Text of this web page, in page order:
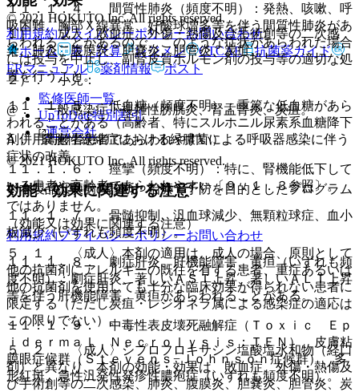
１１．１．４． 間質性肺炎（頻度不明）：発熱、咳嗽、呼
吸困難、胸部Ｘ線異常、好酸球増多等を伴う間質性肺炎があ
らわれることがあるので、このような症状があらわれた場合
には投与を中止し、副腎皮質ホルモン剤の投与等の適切な処
置を行うこと。
１１．１．５． 低血糖（頻度不明）：重篤な低血糖があら
われることがある（高齢者、特にスルホニル尿素系血糖降下
剤併用高齢者患者であらわれやすい）。
１１．１．６． 痙攣（頻度不明）：特に、腎機能低下して
いる患者や高齢者であらわれやすい〔９．１．３参照〕。
１１．１．７． 骨髄抑制、汎血球減少、無顆粒球症、血小
板減少（いずれも頻度不明）。
１１．１．８． 劇症肝炎、肝機能障害、黄疸（いずれも頻
度不明）：劇症肝炎、著しいＡＳＴ上昇、著しいＡＬＴ上昇
等を伴う肝機能障害、黄疸があらわれることがある。
１１．１．９． 中毒性表皮壊死融解症（Ｔｏｘｉｃ Ｅｐ
ｉｄｅｒｍａｌ Ｎｅｃｒｏｌｙｓｉｓ：ＴＥＮ）、皮膚粘
膜眼症候群（Ｓｔｅｖｅｎｓ−Ｊｏｈｎｓｏｎ症候群）、多
形紅斑、急性汎発性発疹性膿疱症（いずれも頻度不明）。
１）． 成人：敗血症、外傷・熱傷及び手術創等の二次感
染、肺炎、腹膜炎、胆嚢炎、胆管炎、炭疽。
２）． 小児：
@． 一般感染症：複雑性膀胱炎、腎盂腎炎、炭疽。
A． 嚢胞性線維症における緑膿菌による呼吸器感染に伴う
症状の改善。
効能・効果に関連する注意
（効能又は効果に関連する注意）
５．１． 〈成人〉本剤の適用は、成人の場合、原則として
他の抗菌剤にアレルギーの既往を有する患者、重症あるいは
他の抗菌剤を使用しても十分な臨床効果が得られない患者に
限定する（ただし炭疽・レジオネラ属による感染症の適応は
この限りでない）。
５．２． 〈成人〉シプロフロキサシン塩酸塩水和物（経口
剤）と異なり、本剤の効能・効果は、敗血症、外傷・熱傷及
び手術創等の二次感染、肺炎、腹膜炎、胆嚢炎、胆管炎、炭
© 2021 HOKUTO Inc. All rights reserved.
利用規約プライバシーポリシーお問い合わせ
ホーム
表・計算 レジメン CTCAE
抗菌薬ガイド
ERマニュアル
薬剤情報 ポスト
監修医師一覧
UpToDate特別割引
運営会社
© 2021 HOKUTO Inc. All rights reserved.
※本製品は疾病の診断・治療・予防を目的としたプログラム
ではありません。
利用規約プライバシーポリシーお問い合わせ